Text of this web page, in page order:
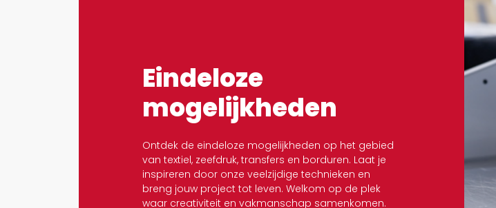
Eindeloze
mogelijkheden
Ontdek de eindeloze mogelijkheden op het gebied
van textiel, zeefdruk, transfers en borduren. Laat je
inspireren door onze veelzijdige technieken en
breng jouw project tot leven. Welkom op de plek
waar creativiteit en vakmanschap samenkomen.